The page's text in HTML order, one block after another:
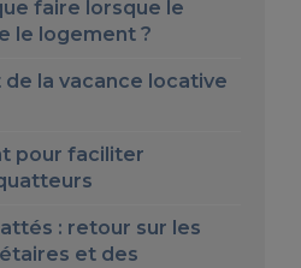
faire lorsque le
le logement ?
la vacance locative
pour faciliter
: retour sur les
et des